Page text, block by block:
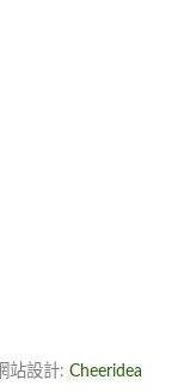
設計: Cheeridea